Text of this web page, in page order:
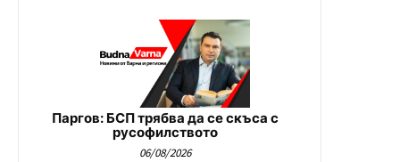
Паргов: БСП трябва да се скъса с
русофилството
06/08/2026